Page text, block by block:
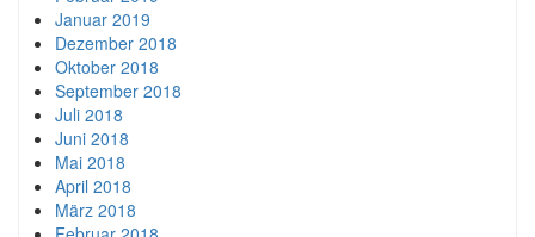
Januar 2019
Dezember 2018
Oktober 2018
September 2018
Juli 2018
Juni 2018
Mai 2018
April 2018
März 2018